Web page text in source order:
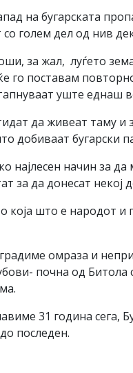
на бугарската
голем дел од нив
за жал, луѓето
го поставам
уште еднаш
да живеат таму и
добиваат бугарски
најлесен начин за
за да донесат
која што е народот
омраза и
почна од
31 година сега,
последен.